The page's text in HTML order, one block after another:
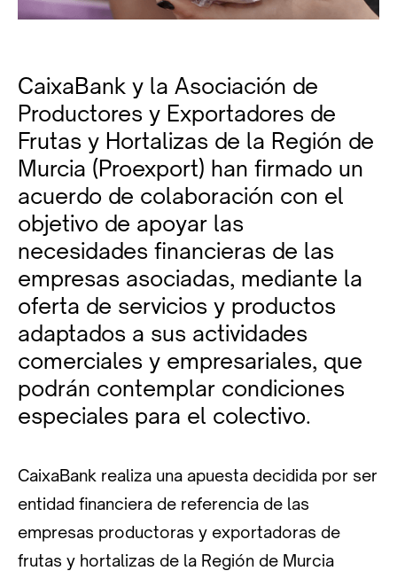
CaixaBank y la Asociación de
Productores y Exportadores de
Frutas y Hortalizas de la Región de
Murcia (Proexport) han firmado un
acuerdo de colaboración con el
objetivo de apoyar las
necesidades financieras de las
empresas asociadas, mediante la
oferta de servicios y productos
adaptados a sus actividades
comerciales y empresariales, que
podrán contemplar condiciones
especiales para el colectivo.
CaixaBank realiza una apuesta decidida por ser
entidad financiera de referencia de las
empresas productoras y exportadoras de
frutas y hortalizas de la Región de Murcia